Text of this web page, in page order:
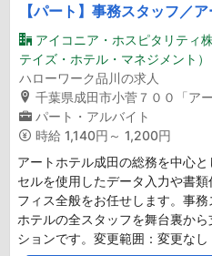
【パート】事務スタッフ／
アイコニア・ホスピタリティ
テイズ・ホテル・マネジメント）
ハローワーク品川の求人
千葉県成田市小菅７００「ア
パート・アルバイト
時給 1,140円～ 1,200円
アートホテル成田の総務を中心
セルを使用したデータ入力や書
フィス全般をお任せします。事
ホテルの全スタッフを舞台裏か
ションです。変更範囲：変更なし